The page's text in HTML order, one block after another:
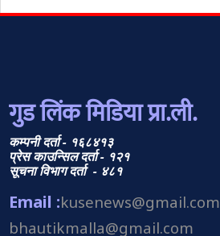
गुड लिंक मिडिया प्रा.ली.
कम्पनी दर्ता - १६८४१३
प्रेस काउन्सिल दर्ता - १२१
सूचना विभाग दर्ता - ४८१
Email :kusenews@gmail.com
bhautikmalla@gmail.com